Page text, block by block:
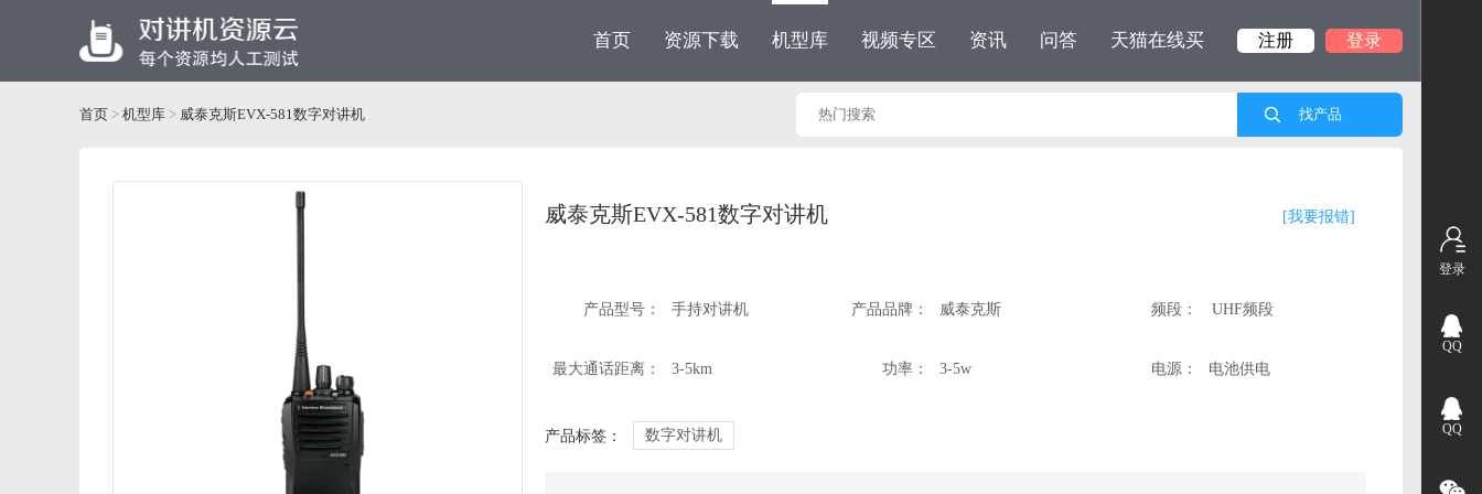
首页 资源下载 机型库 视频专区 资讯 问答 天猫在线买 注册 登录
首页 > 机型库 > 威泰克斯EVX-581数字对讲机
威泰克斯EVX-581数字对讲机 [我要报错]
产品型号： 手持对讲机 产品品牌： 威泰克斯 频段： UHF频段
最大通话距离： 3-5km 功率： 3-5w 电源： 电池供电
产品标签： 数字对讲机
登录
QQ
QQ